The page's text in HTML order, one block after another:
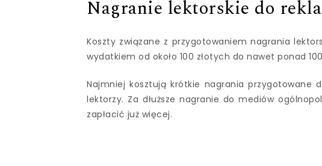
Nagranie lektorskie do
Koszty związane z przygotowaniem nagrania
wydatkiem od około 100 złotych do nawet ponad
Najmniej kosztują krótkie nagrania przygotowane
lektorzy. Za dłuższe nagranie do mediów
zapłacić już więcej.